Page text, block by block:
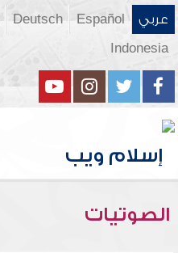
عربي Español
Deutsch
Indonesia
الصوتيات